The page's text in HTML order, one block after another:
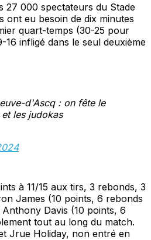
27 000 spectateurs du Stade
ont eu besoin de dix minutes
quart-temps (30-25 pour
16 infligé dans le seul deuxième
d'Ascq : on fête le
les judokas
à 11/15 aux tirs, 3 rebonds, 3
James (10 points, 6 rebonds
Davis (10 points, 6
tout au long du match.
Jrue Holiday, non entré en